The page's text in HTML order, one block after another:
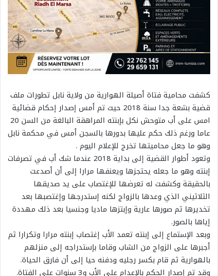
كشفت محامية فتاة أصيلة الهوارية من ولاية نابل تطورات ملف
قضية بشعة جدا سنة 2018 حيث تم أمس إصدار إحكام قضائية
امس على أب متوحش نكل بإبنته المراهقة البالغة من السن 20
عاما ورغم ذلك حكم عليها بدورها بالسجن أمس في محكمة نابل
وهو ما جعل محاميتها تخرج للإعلام اليوم .
وتعود أطوار القضية إلى بداية 2018 عندما شك أب في تصرفات
إبنته وهو ما جعله يحتجزها ويعنفها مرارا إلى أن أصدعت
بالحقيقة وكشفت له تعرضها للإغتصاب على يد صديقها
الثلاثيني الذي وعدها بالزواج لكنه إستدرجها وإغتصبها بعد
تخديرها ثم صورها عارية وإبتزها ماديا وجنسيا بعد ذلك مهددة
إياها بالصور.
وبعد الإستماع إلى إبنته تعمد الأب إغتصاب إبنته مرارا وتكرارا ثم
أجبرها على الزواج من الشاب وقاما بإستدراجه إلى منزلهم
بالهوارية ثم قام بكسر رجليه ودفنه حيا إلى أن فارق الحياة.
وقد تم إصدار الحكم بالإعدام على الأب و3 سنوات على الفتاة.